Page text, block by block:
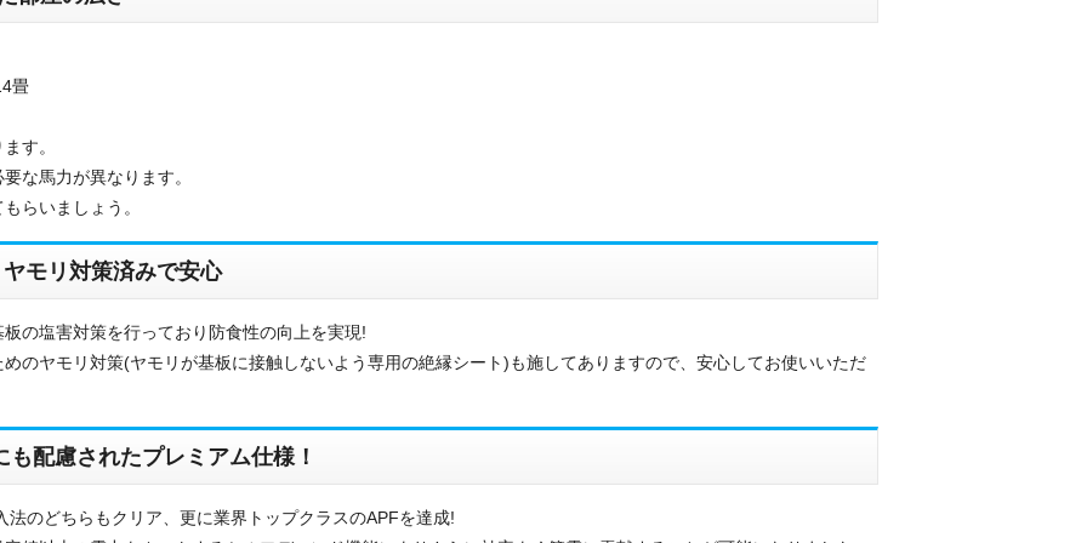
畳
す。
な馬力が異なります。
らいましょう。
モリ対策済みで安心
の塩害対策を行っており防食性の向上を実現!
のヤモリ対策(ヤモリが基板に接触しないよう専用の絶縁シート)も施してありますので、安心してお使いいただ
配慮されたプレミアム仕様！
のどちらもクリア、更に業界トップクラスのAPFを達成!
メールアドレス
(ご選択ください)
工事お見積り依頼